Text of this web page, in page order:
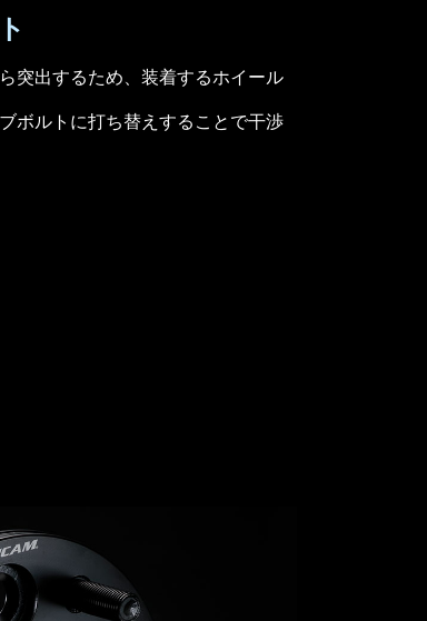
突出するため、装着するホイール
ボルトに打ち替えすることで干渉